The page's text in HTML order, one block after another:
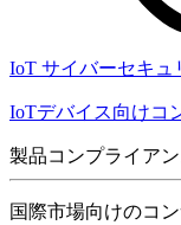
IoT サイバーセキュ
IoTデバイス向けコ
製品コンプライアン
国際市場向けのコ